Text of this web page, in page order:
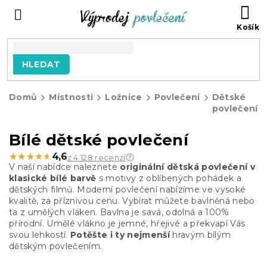
HLEDAT
Domů Místnosti Ložnice Povlečení
Dětské
povlečení
Bílé dětské povlečení
★★★★★
★★★★★ 4,6z 4 128 recenzí
V naší nabídce naleznete originální dětská povlečení v
klasické bílé barvě s motivy z oblíbených pohádek a
dětských filmů. Moderní povlečení nabízíme ve vysoké
kvalitě, za příznivou cenu. Vybírat můžete bavlněná nebo
ta z umělých vláken. Bavlna je savá, odolná a 100%
přírodní. Umělé vlákno je jemné, hřejivé a překvapí Vás
svou lehkostí. Potěšte i ty nejmenšíhravým bílým
dětským povlečením.